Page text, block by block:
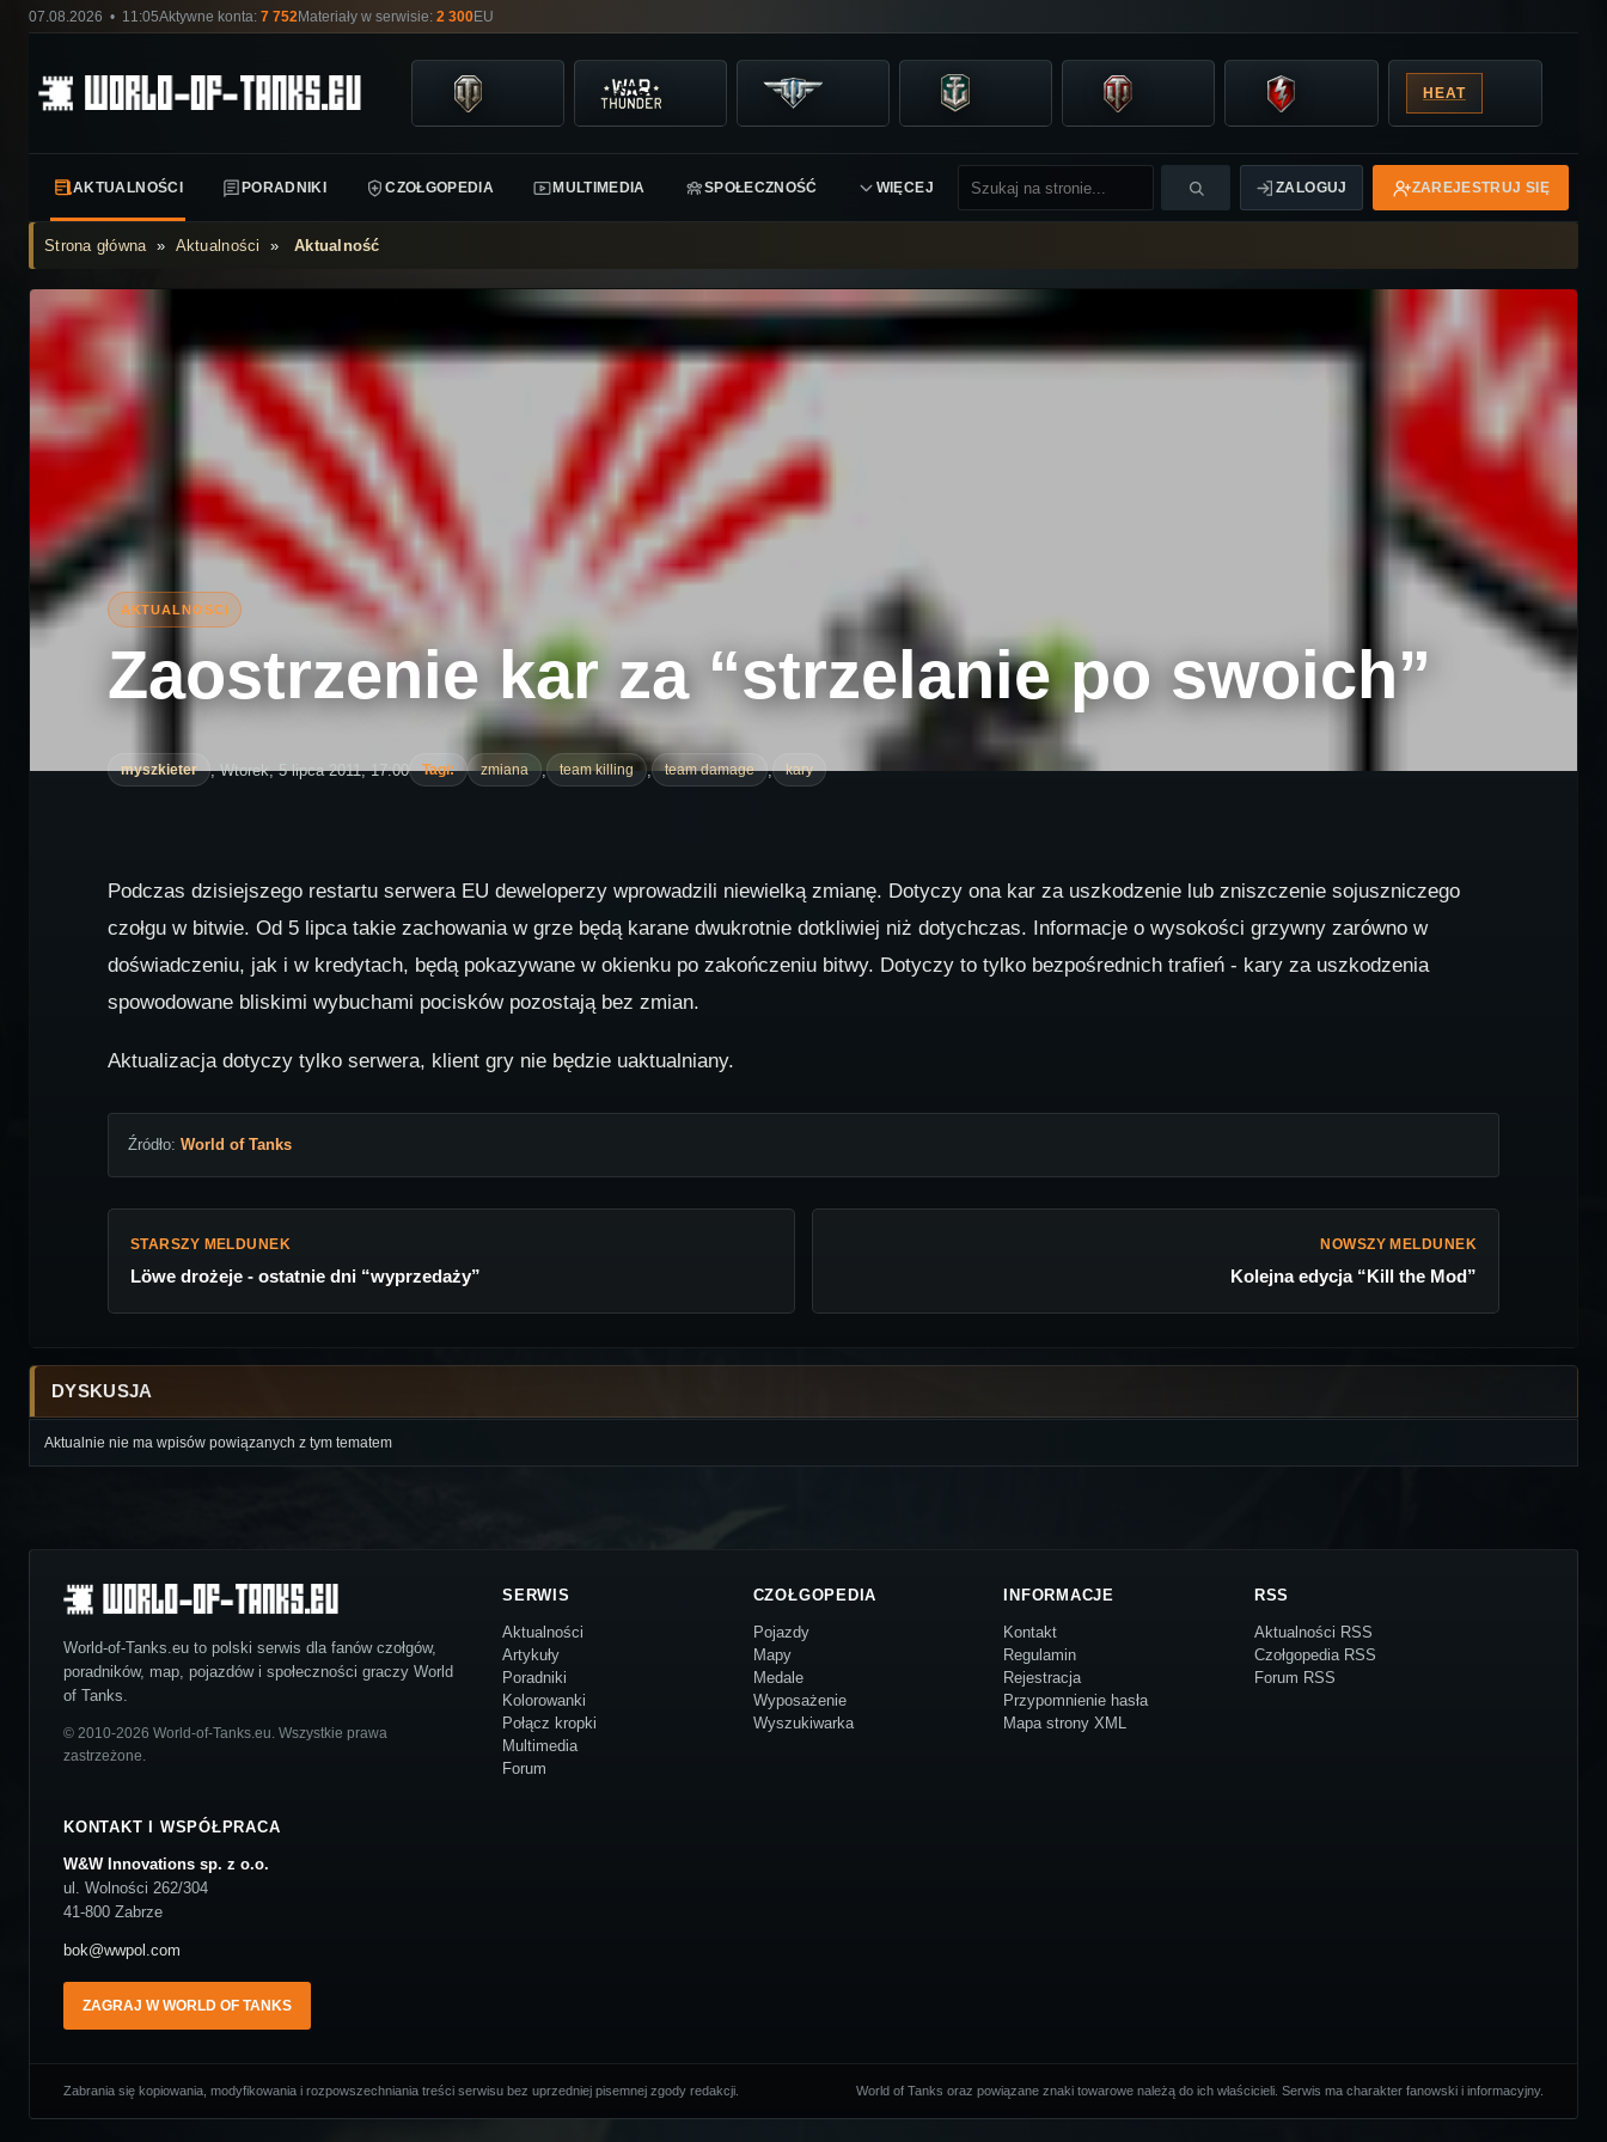
07.08.2026 • 11:05Aktywne konta: 7 752Materiały w serwisie: 2 300EU
HEAT
AKTUALNOŚCI PORADNIKI CZOŁGOPEDIA MULTIMEDIA SPOŁECZNOŚĆ WIĘCEJ ZALOGUJ ZAREJESTRUJ SIĘ
Strona główna» Aktualności »Aktualność
Zaostrzenie kar za “strzelanie po swoich”
myszkieter , Wtorek, 5 lipca 2011, 17:00 Tagi: zmiana , team killing , team damage , kary
Podczas dzisiejszego restartu serwera EU deweloperzy wprowadzili niewielką zmianę. Dotyczy ona kar za uszkodzenie lub zniszczenie sojuszniczego
czołgu w bitwie. Od 5 lipca takie zachowania w grze będą karane dwukrotnie dotkliwiej niż dotychczas. Informacje o wysokości grzywny zarówno w
doświadczeniu, jak i w kredytach, będą pokazywane w okienku po zakończeniu bitwy. Dotyczy to tylko bezpośrednich trafień - kary za uszkodzenia
spowodowane bliskimi wybuchami pocisków pozostają bez zmian.
Aktualizacja dotyczy tylko serwera, klient gry nie będzie uaktualniany.
Źródło: World of Tanks
STARSZY MELDUNEK
Löwe drożeje - ostatnie dni “wyprzedaży”
NOWSZY MELDUNEK
Kolejna edycja “Kill the Mod”
DYSKUSJA
Aktualnie nie ma wpisów powiązanych z tym tematem
World-of-Tanks.eu to polski serwis dla fanów czołgów,
poradników, map, pojazdów i społeczności graczy World
of Tanks.
© 2010-2026 World-of-Tanks.eu. Wszystkie prawa
zastrzeżone.
SERWIS
Aktualności
Artykuły
Poradniki
Kolorowanki
Połącz kropki
Multimedia
Forum
CZOŁGOPEDIA
Pojazdy
Mapy
Medale
Wyposażenie
Wyszukiwarka
INFORMACJE
Kontakt
Regulamin
Rejestracja
Przypomnienie hasła
Mapa strony XML
RSS
Aktualności RSS
Czołgopedia RSS
Forum RSS
KONTAKT I WSPÓŁPRACA
W&W Innovations sp. z o.o.
ul. Wolności 262/304
41-800 Zabrze
bok@wwpol.com
ZAGRAJ W WORLD OF TANKS
Zabrania się kopiowania, modyfikowania i rozpowszechniania treści serwisu bez uprzedniej pisemnej zgody redakcji. World of Tanks oraz powiązane znaki towarowe należą do ich właścicieli. Serwis ma charakter fanowski i informacyjny.